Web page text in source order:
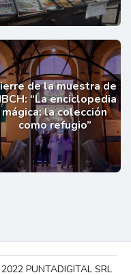
de la muestra de
“La enciclopedia
mágica: la colección
como refugio”
PUNTADIGITAL SRL